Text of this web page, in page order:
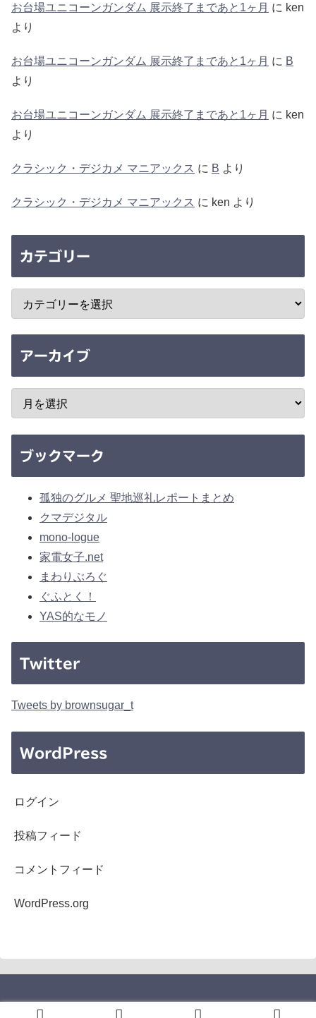
お台場ユニコーンガンダム 展示終了まであと1ヶ月 に ken
より
お台場ユニコーンガンダム 展示終了まであと1ヶ月 に B
より
お台場ユニコーンガンダム 展示終了まであと1ヶ月 に ken
より
クラシック・デジカメ マニアックス に B より
クラシック・デジカメ マニアックス に ken より
カテゴリー
アーカイブ
ブックマーク
孤独のグルメ 聖地巡礼レポートまとめ
クマデジタル
mono-logue
家電女子.net
まわりぶろぐ
ぐふとく！
YAS的なモノ
Twitter
Tweets by brownsugar_t
WordPress
ログイン
投稿フィード
コメントフィード
WordPress.org